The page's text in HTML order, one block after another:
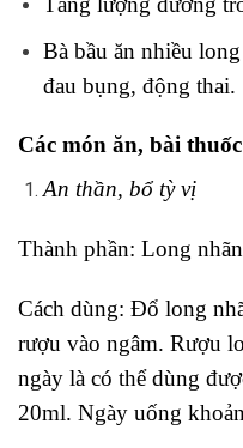
Bà bầu ăn nhiều
đau bụng, động thai.
Các món ăn, bài
An thần, bổ tỳ vị
Thành phần: Long
Cách dùng: Đổ long
rượu vào ngâm. Rượu
ngày là có thể dùng
20ml. Ngày uống